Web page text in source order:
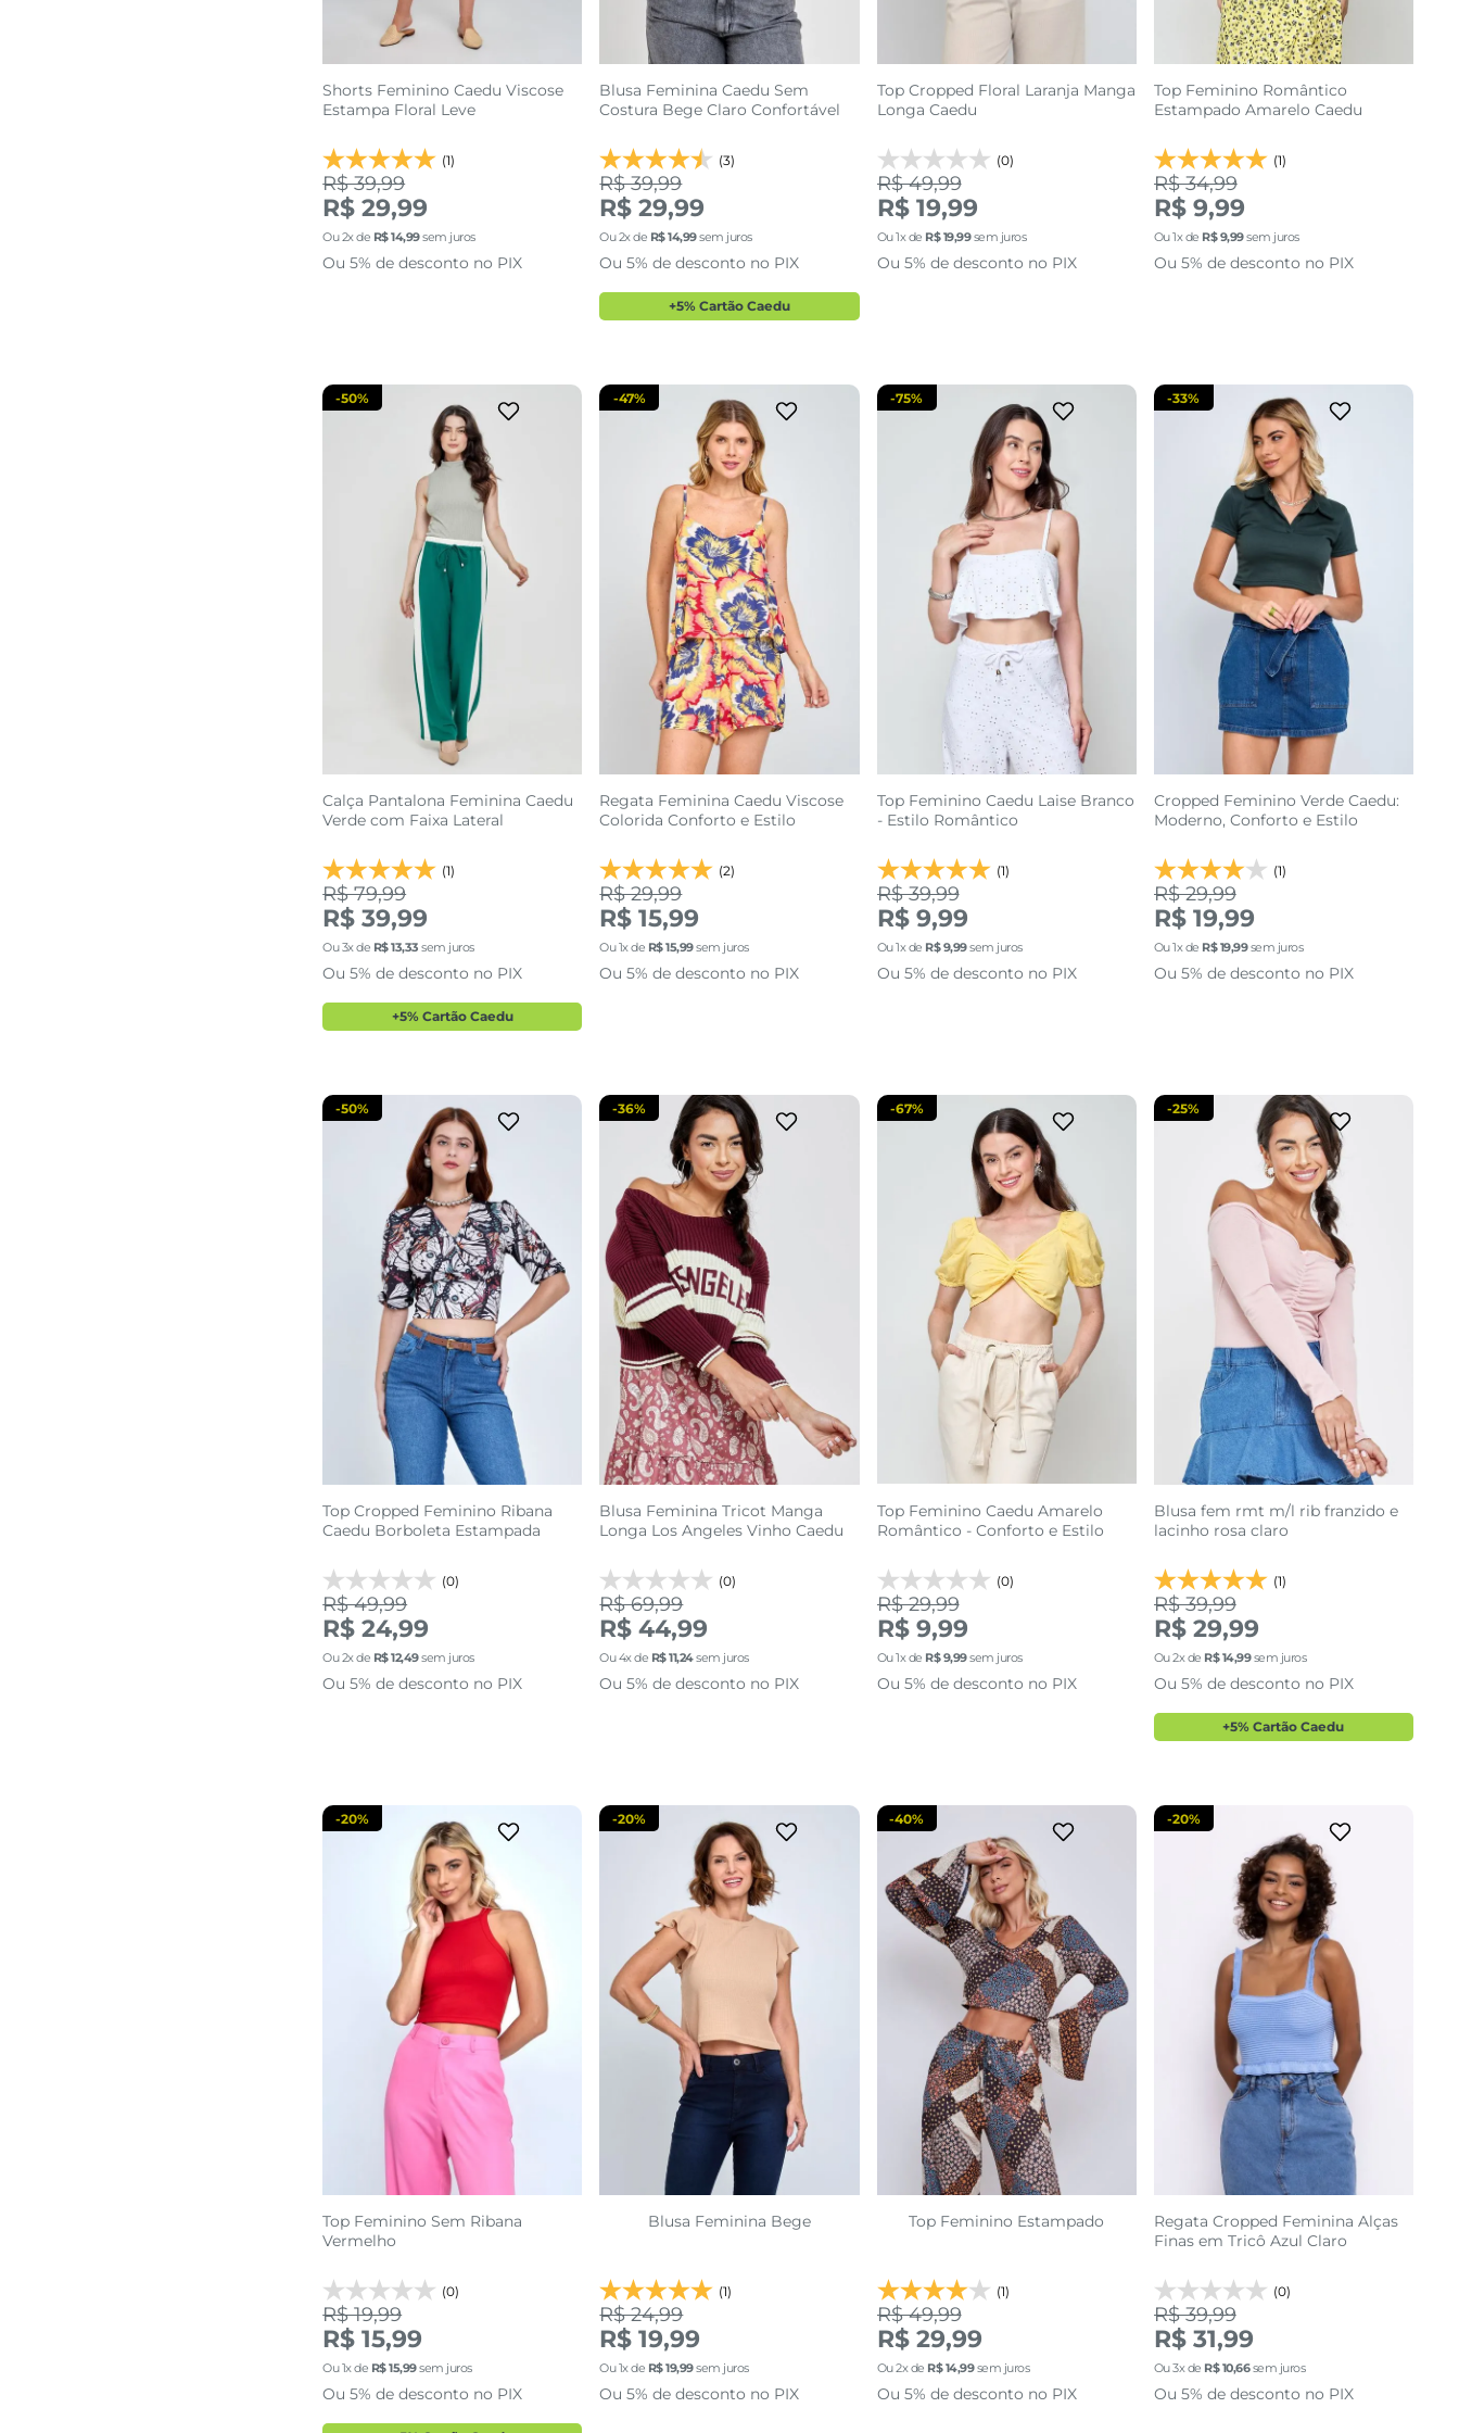
Shorts Feminino Caedu Viscose
Estampa Floral Leve
(1)
R$ 39,99
R$ 29,99
Ou2x de R$14,99sem juros
Ou 5% de desconto no PIX
Blusa Feminina Caedu Sem
Costura Bege Claro Confortável
(3)
R$ 39,99
R$ 29,99
Ou2x de R$14,99sem juros
Ou 5% de desconto no PIX
+5% Cartão Caedu
Top Cropped Floral Laranja Manga
Longa Caedu
(0)
R$ 49,99
R$ 19,99
Ou1x de R$ 19,99sem juros
Ou 5% de desconto no PIX
Top Feminino Romântico
Estampado Amarelo Caedu
(1)
R$ 34,99
R$ 9,99
Ou1x de R$9,99sem juros
Ou 5% de desconto no PIX
G
Calça Pantalona Feminina Caedu
Verde com Faixa Lateral
(1)
-50%
R$ 79,99
R$ 39,99
Ou3x de R$13,33 sem juros
Ou 5% de desconto no PIX
+5% Cartão Caedu
P
adicionar a sacola
Regata Feminina Caedu Viscose
Colorida Conforto e Estilo
(2)
-47%
R$ 29,99
R$ 15,99
Ou1x de R$15,99sem juros
Ou 5% de desconto no PIX
M
Top Feminino Caedu Laise Branco
- Estilo Romântico
(1)
-75%
R$ 39,99
R$ 9,99
Ou1x de R$ 9,99sem juros
Ou 5% de desconto no PIX
P
Cropped Feminino Verde Caedu:
Moderno, Conforto e Estilo
(1)
-33%
R$ 29,99
R$ 19,99
Ou1x de R$19,99sem juros
Ou 5% de desconto no PIX
PP
adicionar a sacola
Top Cropped Feminino Ribana
Caedu Borboleta Estampada
(0)
-50%
R$ 49,99
R$ 24,99
Ou2x de R$12,49sem juros
Ou 5% de desconto no PIX
P
Blusa Feminina Tricot Manga
Longa Los Angeles Vinho Caedu
(0)
-36%
R$ 69,99
R$ 44,99
Ou4x de R$11,24sem juros
Ou 5% de desconto no PIX
G
Top Feminino Caedu Amarelo
Romântico - Conforto e Estilo
(0)
-67%
R$ 29,99
R$ 9,99
Ou1x de R$ 9,99sem juros
Ou 5% de desconto no PIX
G
Blusa fem rmt m/l rib franzido e
lacinho rosa claro
(1)
-25%
R$ 39,99
R$ 29,99
Ou2x de R$14,99sem juros
Ou 5% de desconto no PIX
+5% Cartão Caedu
P
Top Feminino Sem Ribana
Vermelho
(0)
-20%
R$ 19,99
R$ 15,99
Ou1x de R$15,99sem juros
Ou 5% de desconto no PIX
P
Blusa Feminina Bege
(1)
-20%
R$ 24,99
R$ 19,99
Ou1x de R$19,99sem juros
Ou 5% de desconto no PIX
M
Top Feminino Estampado
(1)
-40%
R$ 49,99
R$ 29,99
Ou2x de R$ 14,99sem juros
Ou 5% de desconto no PIX
P
adicionar a sacola
Regata Cropped Feminina Alças
Finas em Tricô Azul Claro
(0)
-20%
R$ 39,99
R$ 31,99
Ou3x de R$10,66sem juros
Ou 5% de desconto no PIX